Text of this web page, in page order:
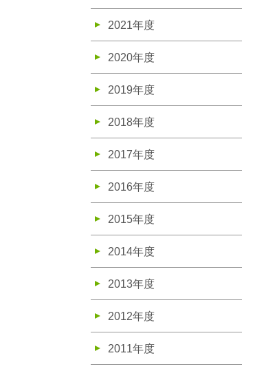
2021年度
2020年度
2019年度
2018年度
2017年度
2016年度
2015年度
2014年度
2013年度
2012年度
2011年度